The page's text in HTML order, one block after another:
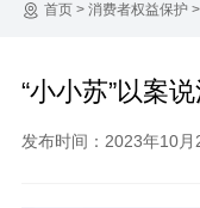
首页 > 消费者权益保护 >
“小小苏”以案
发布时间：2023年10月